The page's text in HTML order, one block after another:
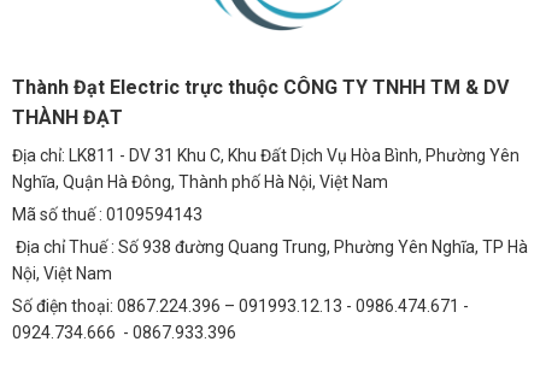
Thành Đạt Electric trực thuộc CÔNG TY TNHH TM & DV
THÀNH ĐẠT
Địa chỉ: LK811 - DV 31 Khu C, Khu Đất Dịch Vụ Hòa Bình, Phường Yên
Nghĩa, Quận Hà Đông, Thành phố Hà Nội, Việt Nam
Mã số thuế : 0109594143
Địa chỉ Thuế : Số 938 đường Quang Trung, Phường Yên Nghĩa, TP Hà
Nội, Việt Nam
Số điện thoại: 0867.224.396 – 091993.12.13 - 0986.474.671 -
0924.734.666 - 0867.933.396